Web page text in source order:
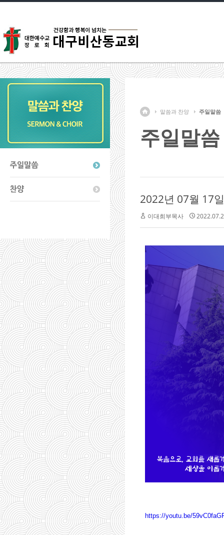
말씀과 찬양 주일말씀
주일말씀
2022년 07월 17
이대희부목사
https://youtu.be/